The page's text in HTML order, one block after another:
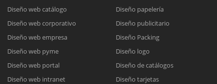
Diseño web catálogo
Diseño web corporativo
Diseño web empresa
Diseño web pyme
Diseño web portal
Diseño web intranet
Diseño papelería
Diseño publicitario
Diseño Packing
Diseño logo
Diseño de catálogos
Diseño tarjetas